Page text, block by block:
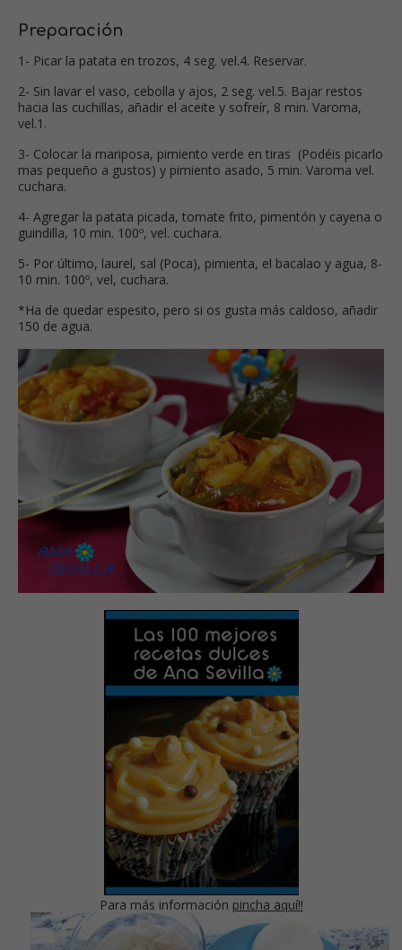
Preparación
1- Picar la patata en trozos, 4 seg. vel.4. Reservar.
2- Sin lavar el vaso, cebolla y ajos, 2 seg. vel.5. Bajar restos
hacia las cuchillas, añadir el aceite y sofreír, 8 min. Varoma,
vel.1.
3- Colocar la mariposa, pimiento verde en tiras (Podéis picarlo
mas pequeño a gustos) y pimiento asado, 5 min. Varoma vel.
cuchara.
4- Agregar la patata picada, tomate frito, pimentón y cayena o
guindilla, 10 min. 100º, vel. cuchara.
5- Por último, laurel, sal (Poca), pimienta, el bacalao y agua, 8-
10 min. 100º, vel, cuchara.
*Ha de quedar espesito, pero si os gusta más caldoso, añadir
150 de agua.
Para más información pincha aquí!!